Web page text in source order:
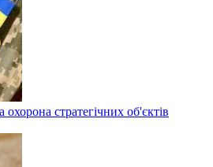
стратегічних об'єктів